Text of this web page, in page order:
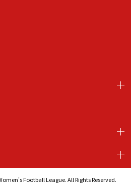
Football League. All Rights Reserved.